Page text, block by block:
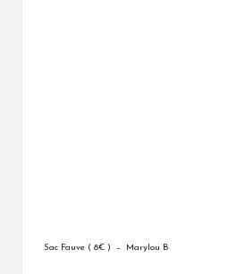
Sac Fauve ( 8€ ) – Marylou B